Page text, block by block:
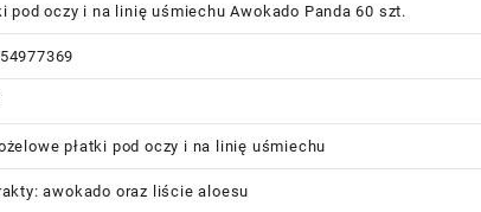
pod oczy i na linię uśmiechu Awokado Panda 60 szt.
płatki pod oczy i na linię uśmiechu
awokado oraz liście aloesu